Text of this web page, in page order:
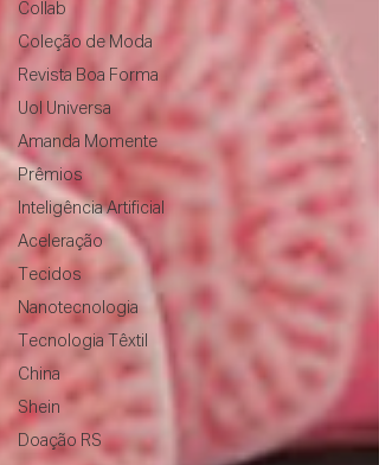
Collab
Coleção de Moda
Revista Boa Forma
Uol Universa
Amanda Momente
Prêmios
Inteligência Artificial
Aceleração
Tecidos
Nanotecnologia
Tecnologia Têxtil
China
Shein
Doação RS